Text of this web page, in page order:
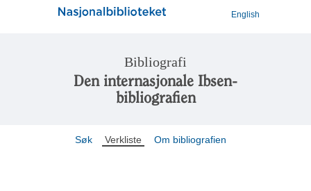
English
Bibliografi
Den internasjonale Ibsen-
bibliografien
Søk Verkliste Om bibliografien